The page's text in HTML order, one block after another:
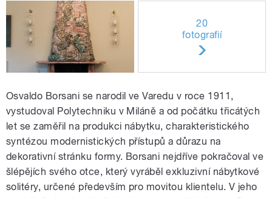
20
fotografií
Osvaldo Borsani se narodil ve Varedu v roce 1911,
vystudoval Polytechniku v Miláně a od počátku třicátých
let se zaměřil na produkci nábytku, charakteristického
syntézou modernistických přístupů a důrazu na
dekorativní stránku formy. Borsani nejdříve pokračoval ve
šlépějích svého otce, který vyráběl exkluzivní nábytkové
solitéry, určené především pro movitou klientelu. V jeho